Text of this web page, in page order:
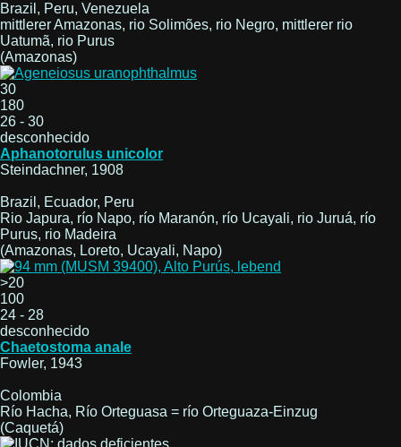
Brazil, Peru, Venezuela
mittlerer Amazonas, rio Solimões, rio Negro, mittlerer rio
Uatumã, rio Purus
(Amazonas)
30
180
26 - 30
desconhecido
Aphanotorulus unicolor
Steindachner, 1908
Brazil, Ecuador, Peru
Rio Japura, río Napo, río Maranón, río Ucayali, rio Juruá, río
Purus, rio Madeira
(Amazonas, Loreto, Ucayali, Napo)
>20
100
24 - 28
desconhecido
Chaetostoma anale
Fowler, 1943
Colombia
Río Hacha, Río Orteguasa = río Orteguaza-Einzug
(Caquetá)